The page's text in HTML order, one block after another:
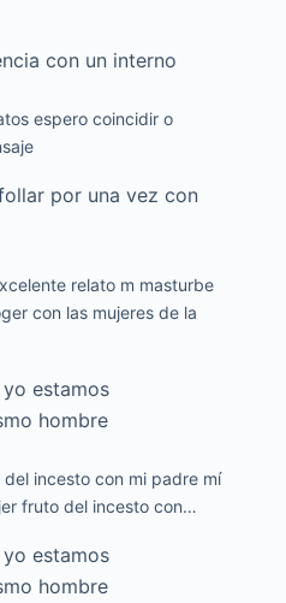
con un interno
espero coincidir o
por una vez con
relato m masturbe
con las mujeres de la
estamos
hombre
incesto con mi padre mí
fruto del incesto con…
estamos
hombre